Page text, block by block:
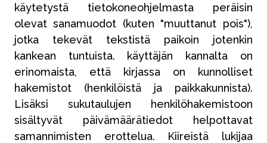
käytetystä tietokoneohjelmasta peräisin
olevat sanamuodot (kuten "muuttanut pois"),
jotka tekevät tekstistä paikoin jotenkin
kankean tuntuista. käyttäjän kannalta on
erinomaista, että kirjassa on kunnolliset
hakemistot (henkilöistä ja paikkakunnista).
Lisäksi sukutaulujen henkilöhakemistoon
sisältyvät päivämäärätiedot helpottavat
samannimisten erottelua. Kiireistä lukijaa